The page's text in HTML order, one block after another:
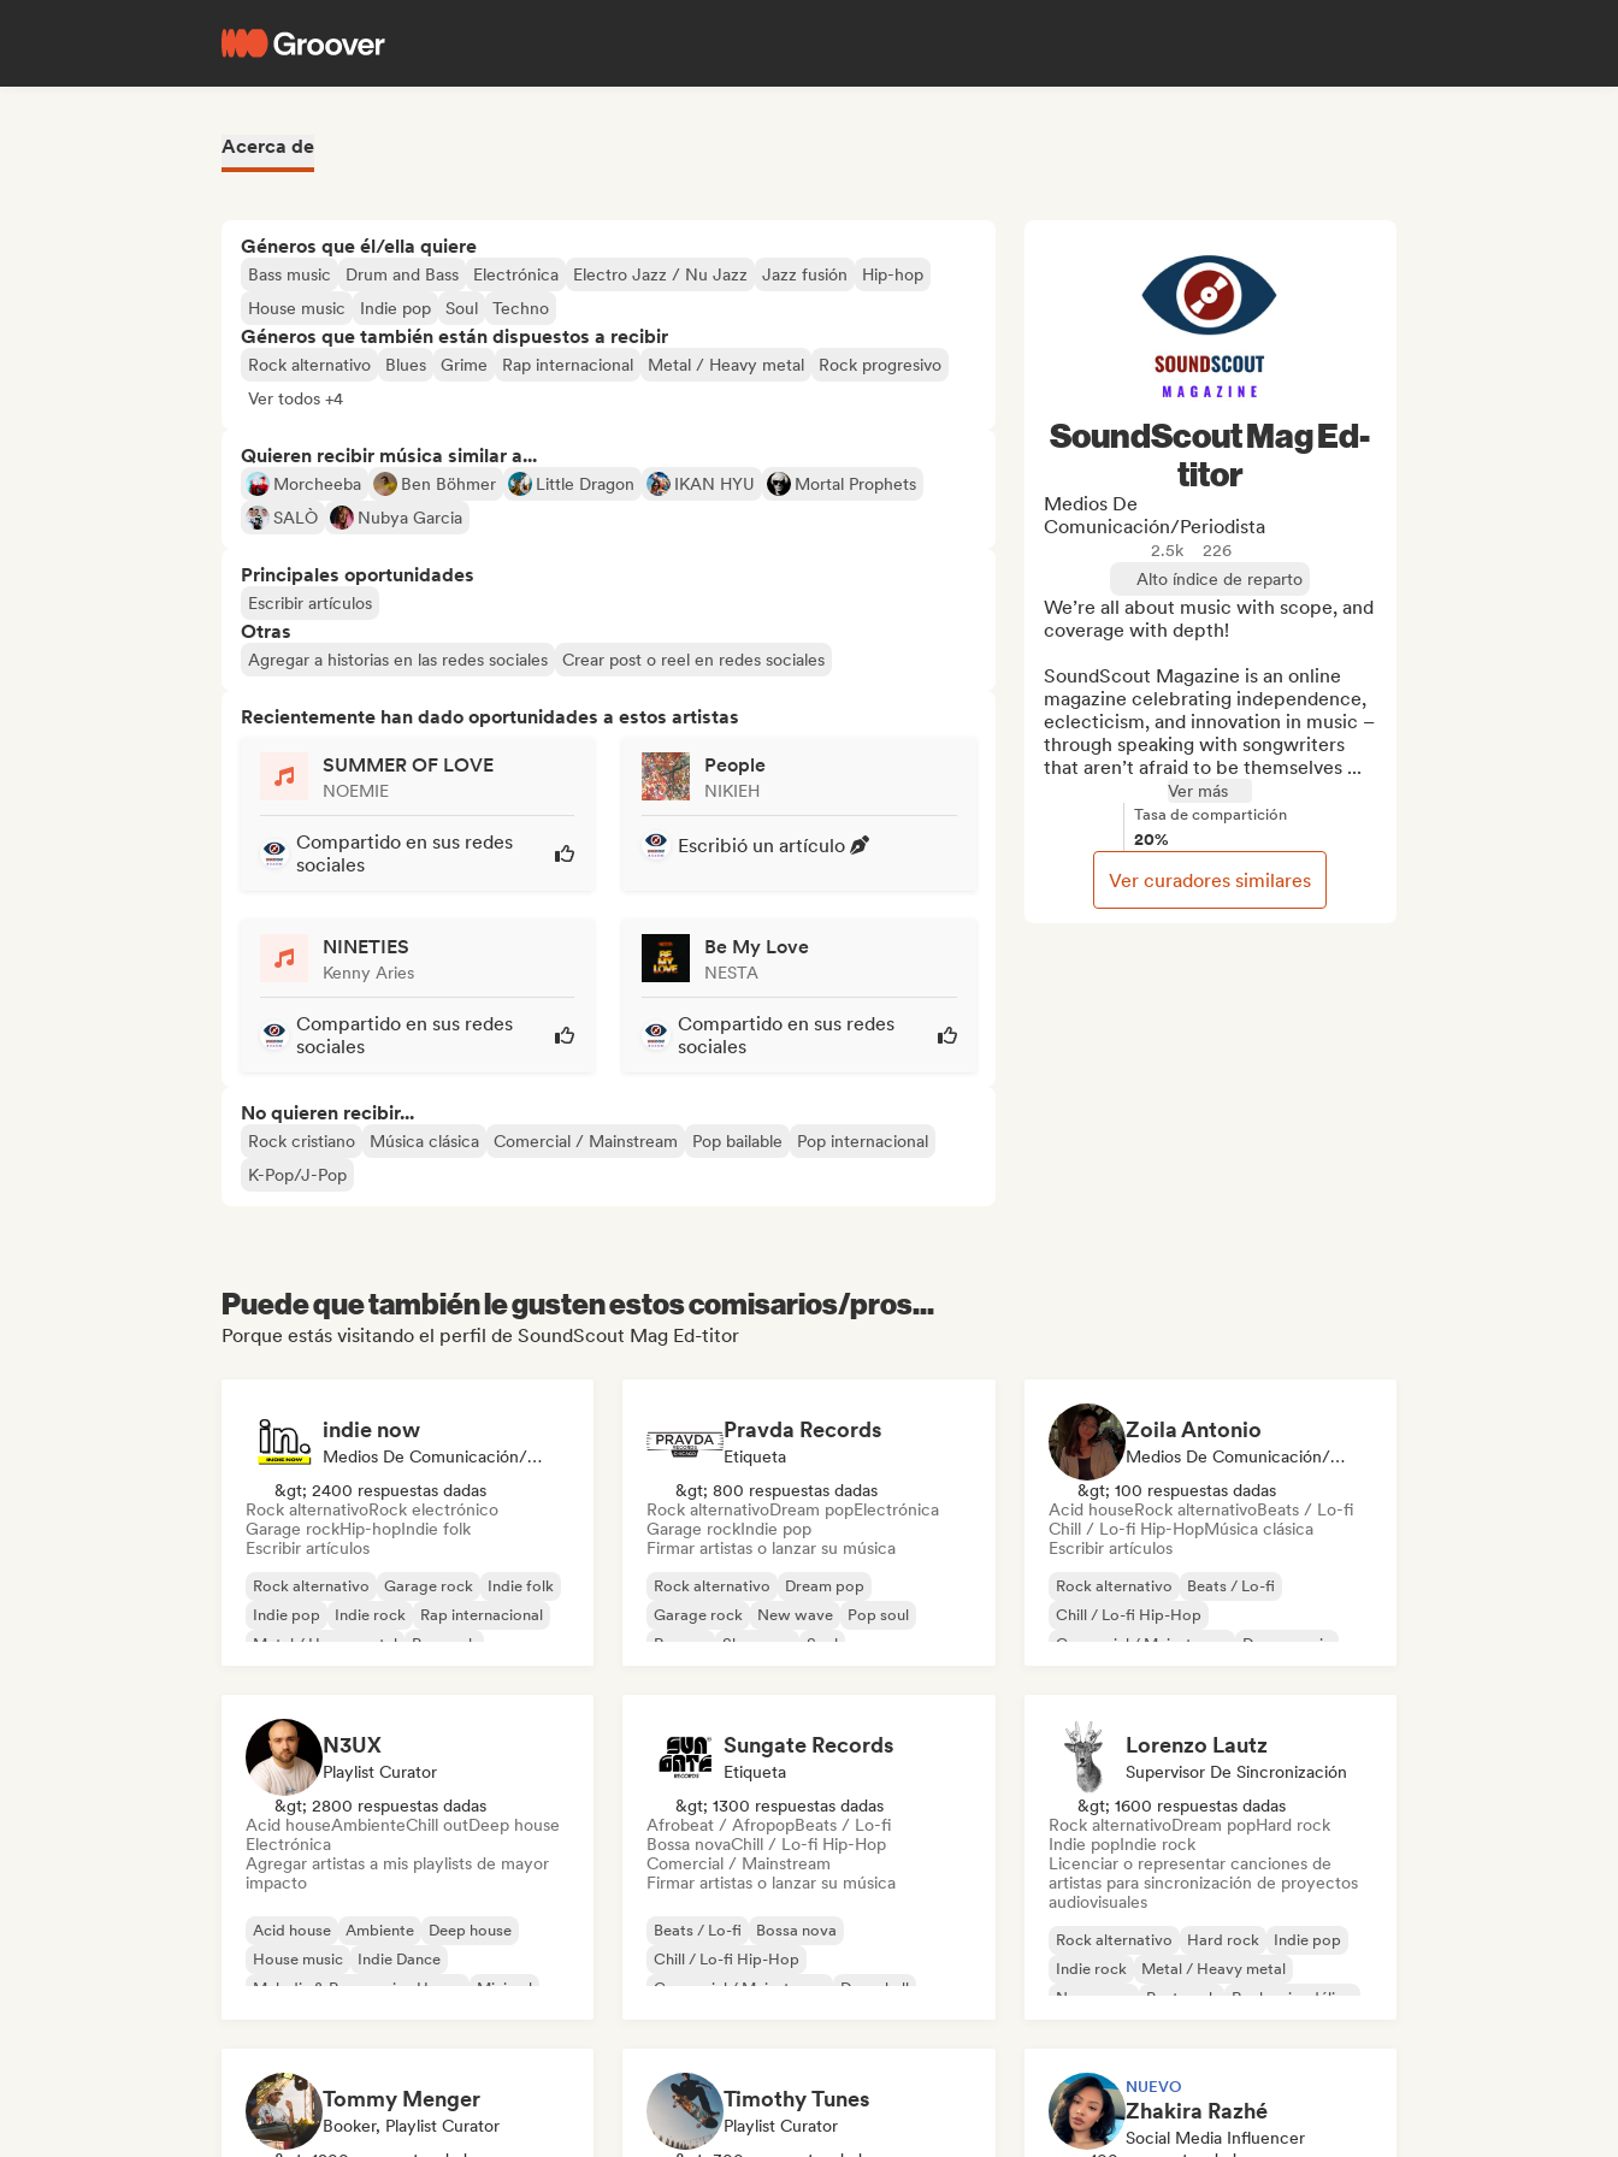
Acerca de
Géneros que él/ella quiere
Bass music Drum and Bass Electrónica Electro Jazz / Nu Jazz Jazz fusión
Hip-hop
House music
Indie pop Soul Techno
Géneros que también están dispuestos a recibir
Rock alternativo Blues Grime Rap internacional Metal / Heavy metal
Rock progresivo
Ver todos +4
Quieren recibir música similar a...
Morcheeba Ben Böhmer Little Dragon IKAN HYU
Mortal Prophets
SALÒ
Nubya Garcia
Principales oportunidades
Escribir artículos
Otras
Agregar a historias en las redes sociales Crear post o reel en redes sociales
Recientemente han dado oportunidades a estos artistas
SUMMER OF LOVE
NOEMIE
Compartido en sus redes
sociales
People
NIKIEH
Escribió un artículo
NINETIES
Kenny Aries
Compartido en sus redes
sociales
Be My Love
NESTA
Compartido en sus redes
sociales
No quieren recibir...
Rock cristiano Música clásica Comercial / Mainstream Pop bailable
Pop internacional
K-Pop/J-Pop
SoundScout Mag Ed-
titor
Medios De
Comunicación/Periodista
2.5k
226
Alto índice de reparto
We’re all about music with scope, and
coverage with depth!
SoundScout Magazine is an online
magazine celebrating independence,
eclecticism, and innovation in music –
through speaking with songwriters
that aren’t afraid to be themselves ...
Ver más
Tasa de compartición
20%
Ver curadores similares
Puede que también le gusten estos comisarios/pros...
Porque estás visitando el perfil de SoundScout Mag Ed-titor
indie now
Medios De Comunicación/Periodista
&gt; 2400 respuestas dadas
Rock alternativoRock electrónico
Garage rockHip-hopIndie folk
Escribir artículos
Rock alternativo Garage rock
Indie folk
Indie pop
Indie rock
Rap internacional
Metal / Heavy metal
Pop rock
Pravda Records
Etiqueta
&gt; 800 respuestas dadas
Rock alternativoDream popElectrónica
Garage rockIndie pop
Firmar artistas o lanzar su música
Rock alternativo
Dream pop
Garage rock
New wave
Pop soul
Reggae
Shoegaze Soul
Zoila Antonio
Medios De Comunicación/Periodista
&gt; 100 respuestas dadas
Acid houseRock alternativoBeats / Lo-fi
Chill / Lo-fi Hip-HopMúsica clásica
Escribir artículos
Rock alternativo
Beats / Lo-fi
Chill / Lo-fi Hip-Hop
Comercial / Mainstream
Dance music
N3UX
Playlist Curator
&gt; 2800 respuestas dadas
Acid houseAmbienteChill outDeep house
Electrónica
Agregar artistas a mis playlists de mayor
impacto
Acid house Ambiente
Deep house
House music
Indie Dance
Melodic & Progressive House
Minimal
Sungate Records
Etiqueta
&gt; 1300 respuestas dadas
Afrobeat / AfropopBeats / Lo-fi
Bossa novaChill / Lo-fi Hip-Hop
Comercial / Mainstream
Firmar artistas o lanzar su música
Beats / Lo-fi
Bossa nova
Chill / Lo-fi Hip-Hop
Comercial / Mainstream
Dancehall
Lorenzo Lautz
Supervisor De Sincronización
&gt; 1600 respuestas dadas
Rock alternativoDream popHard rock
Indie popIndie rock
Licenciar o representar canciones de
artistas para sincronización de proyectos
audiovisuales
Rock alternativo Hard rock
Indie pop
Indie rock
Metal / Heavy metal
New wave
Post punk Rock psicodélico
Tommy Menger
Booker, Playlist Curator
Timothy Tunes
Playlist Curator
NUEVO
Zhakira Razhé
Social Media Influencer